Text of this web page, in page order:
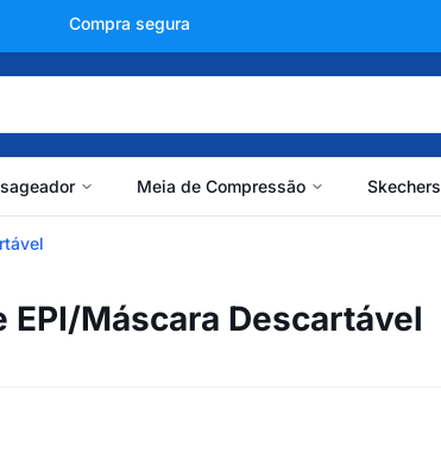
Compra segura
Meia de Compressão Skechers
EPI/Máscara Descartável